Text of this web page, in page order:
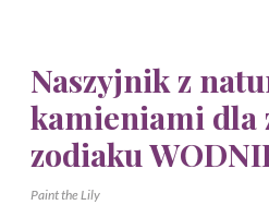
Naszyjnik z
kamieniami dla
zodiaku
Paint the Lily